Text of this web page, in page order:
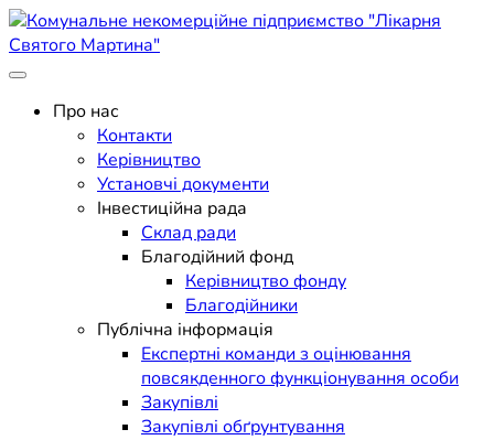
Skip
to
content
Комунальне некомерційне
підприємство "Лікарня
Святого Мартина"
Поліклініка Мукачево
Про нас
Контакти
Керівництво
Установчі документи
Інвестиційна рада
Склад ради
Благодійний фонд
Керівництво фонду
Благодійники
Публічна інформація
Експертні команди з оцінювання
повсякденного функціонування особи
Закупівлі
Закупівлі обґрунтування